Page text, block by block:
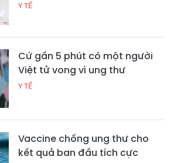
Y TẾ
Cứ gần 5 phút có một người
Việt tử vong vì ung thư
Y TẾ
Vaccine chống ung thư cho
kết quả ban đầu tích cực